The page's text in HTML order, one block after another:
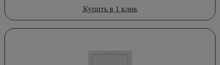
Купить в 1 клик